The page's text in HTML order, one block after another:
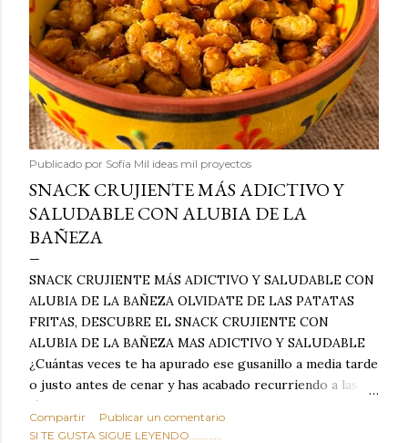
Publicado por Sofía Mil ideas mil proyectos
SNACK CRUJIENTE MÁS ADICTIVO Y
SALUDABLE CON ALUBIA DE LA
BAÑEZA
SNACK CRUJIENTE MÁS ADICTIVO Y SALUDABLE CON
ALUBIA DE LA BAÑEZA OLVIDATE DE LAS PATATAS
FRITAS, DESCUBRE EL SNACK CRUJIENTE CON
ALUBIA DE LA BAÑEZA MAS ADICTIVO Y SALUDABLE
¿Cuántas veces te ha apurado ese gusanillo a media tarde
o justo antes de cenar y has acabado recurriendo a las
típicas patatas de bolsa, frutos secos fritos o snacks
ultraprocesados llenos de grasas saturadas y sodio?
Compartir
Publicar un comentario
SI TE GUSTA SIGUE LEYENDO............